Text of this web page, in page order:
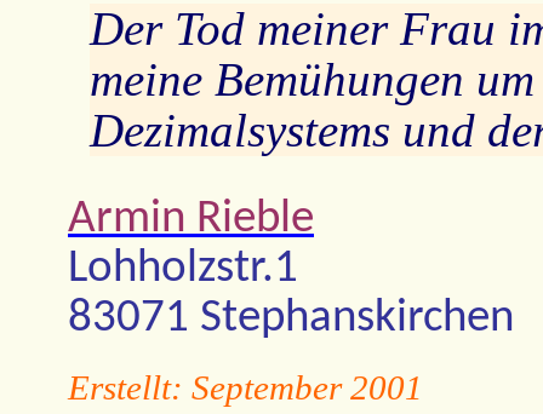
Der Tod meiner Frau
meine Bemühungen
Dezimalsystems und
Armin Rieble
Lohholzstr.1
83071 Stephanskirchen
Erstellt: September 2001